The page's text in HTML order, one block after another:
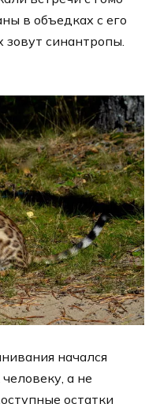
в объедках с его
зовут синантропы.
начался
а не
остатки